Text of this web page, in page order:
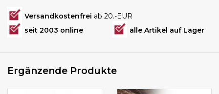
Versandkostenfrei ab 20.-EUR
seit 2003 online
alle Artikel auf Lager
Ergänzende Produkte